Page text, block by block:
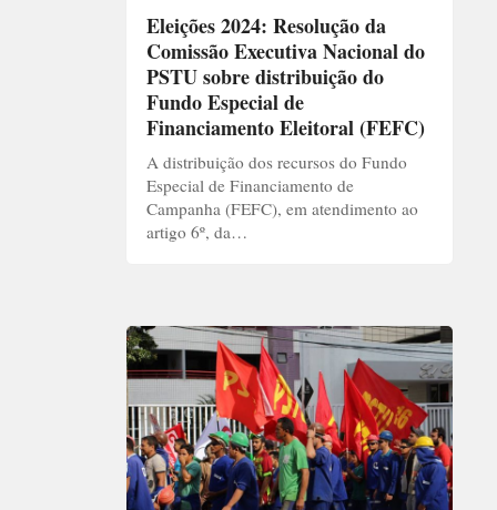
Eleições 2024: Resolução da
Comissão Executiva Nacional do
PSTU sobre distribuição do
Fundo Especial de
Financiamento Eleitoral (FEFC)
A distribuição dos recursos do Fundo
Especial de Financiamento de
Campanha (FEFC), em atendimento ao
artigo 6º, da…